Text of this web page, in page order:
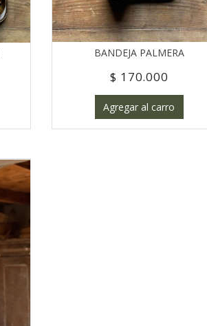
BANDEJA PALMERA
$ 170.000
Agregar al carro